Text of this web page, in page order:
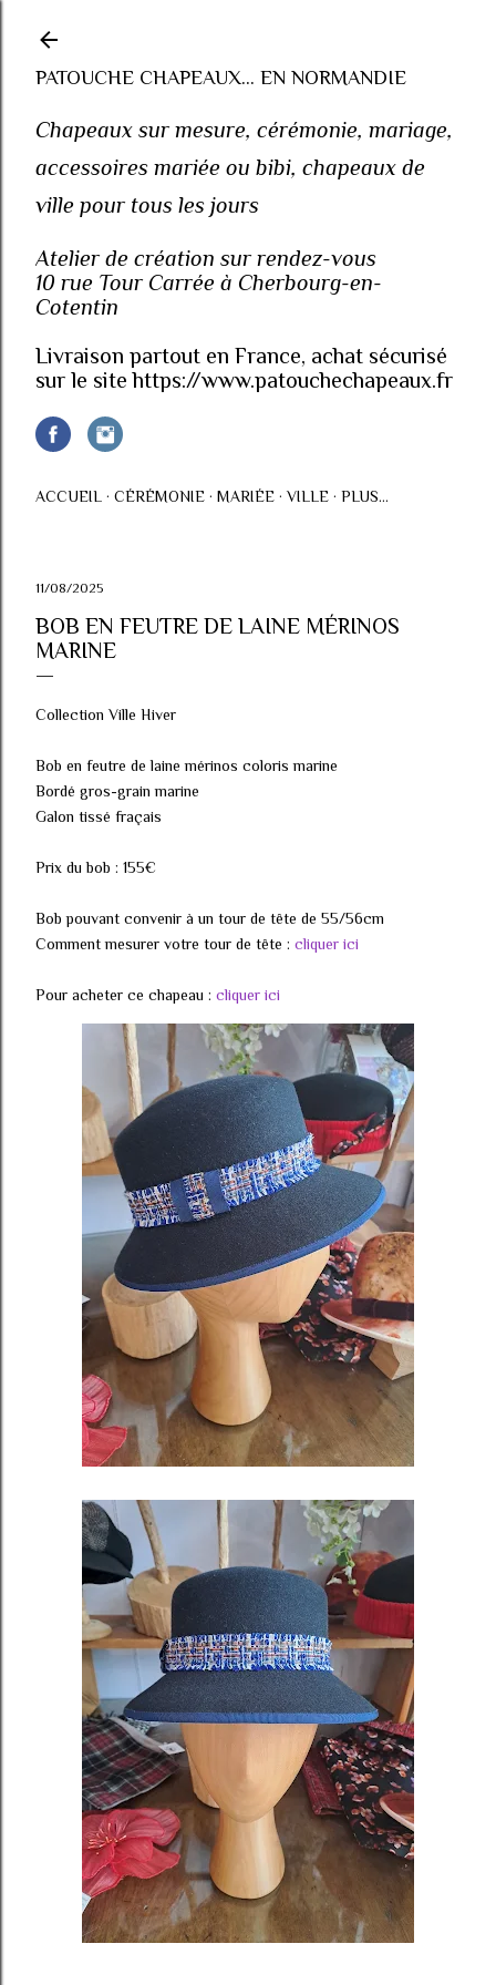
PATOUCHE CHAPEAUX... EN NORMANDIE
Chapeaux sur mesure, cérémonie, mariage,
accessoires mariée ou bibi, chapeaux de
ville pour tous les jours
Atelier de création sur rendez-vous
10 rue Tour Carrée à Cherbourg-en-
Cotentin
Livraison partout en France, achat sécurisé
sur le site https://www.patouchechapeaux.fr
ACCUEIL CÉRÉMONIE MARIÉE VILLE PLUS…
11/08/2025
BOB EN FEUTRE DE LAINE MÉRINOS
MARINE
Collection Ville Hiver
Bob en feutre de laine mérinos coloris marine
Bordé gros-grain marine
Galon tissé fraçais
Prix du bob : 155€
Bob pouvant convenir à un tour de tête de 55/56cm
Comment mesurer votre tour de tête : cliquer ici
Pour acheter ce chapeau : cliquer ici